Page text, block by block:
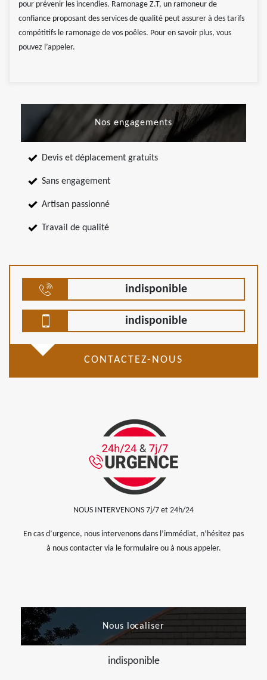
pour prévenir les incendies. Ramonage Z.T, un ramoneur de
confiance proposant des services de qualité peut assurer à des tarifs
compétitifs le ramonage de vos poêles. Pour en savoir plus, vous
pouvez l’appeler.
Nos engagements
Devis et déplacement gratuits
Sans engagement
Artisan passionné
Travail de qualité
indisponible
indisponible
CONTACTEZ-NOUS
NOUS INTERVENONS 7j/7 et 24h/24
En cas d’urgence, nous intervenons dans l’immédiat, n’hésitez pas
à nous contacter via le formulaire ou à nous appeler.
Nous localiser
indisponible